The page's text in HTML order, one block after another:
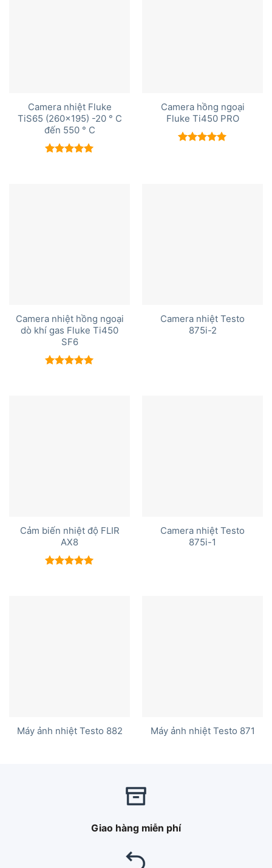
Camera nhiệt Fluke
TiS65 (260×195) -20 ° C
đến 550 ° C
Camera hồng ngoại
Fluke Ti450 PRO
Camera nhiệt hồng ngoại
dò khí gas Fluke Ti450
SF6
Camera nhiệt Testo
875i-2
Cảm biến nhiệt độ FLIR
AX8
Camera nhiệt Testo
875i-1
Máy ảnh nhiệt Testo 882 Máy ảnh nhiệt Testo 871
Giao hàng miễn phí